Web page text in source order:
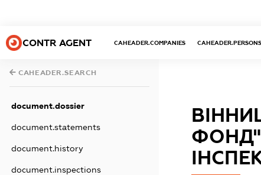
CONTR AGENT CAHEADER.COMPANIES CAHEADER.PERSONS
CAHEADER.SEARCH
document.dossier
document.statements
document.history
document.inspections